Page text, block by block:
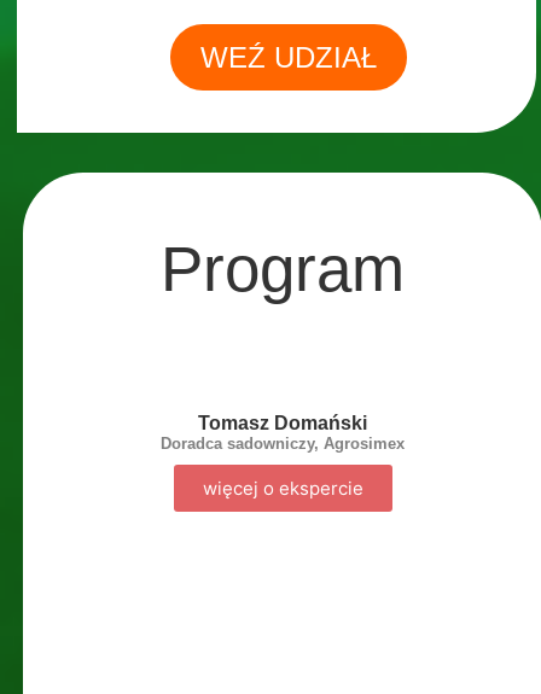
WEŹ UDZIAŁ
Program
Tomasz Domański
Doradca sadowniczy, Agrosimex
więcej o ekspercie